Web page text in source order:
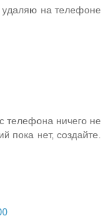
удаляю на телефоне
телефона ничего не
пока нет, создайте.